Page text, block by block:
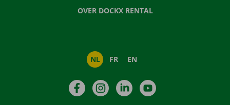
OVER DOCKX RENTAL
NL FR EN
FacebookInstagramLinkedIn